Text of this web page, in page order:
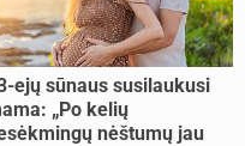
ejų sūnaus susilaukusi
„Po kelių
nėštumų jau